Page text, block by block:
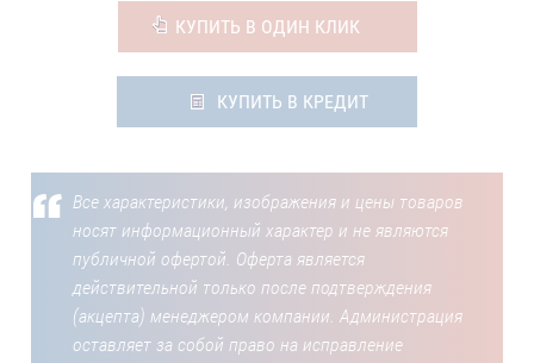
КУПИТЬ В ОДИН КЛИК
КУПИТЬ В КРЕДИТ
Все характеристики, изображения и цены товаров
носят информационный характер и не являются
публичной офертой. Оферта является
действительной только после подтверждения
(акцепта) менеджером компании. Администрация
оставляет за собой право на исправление